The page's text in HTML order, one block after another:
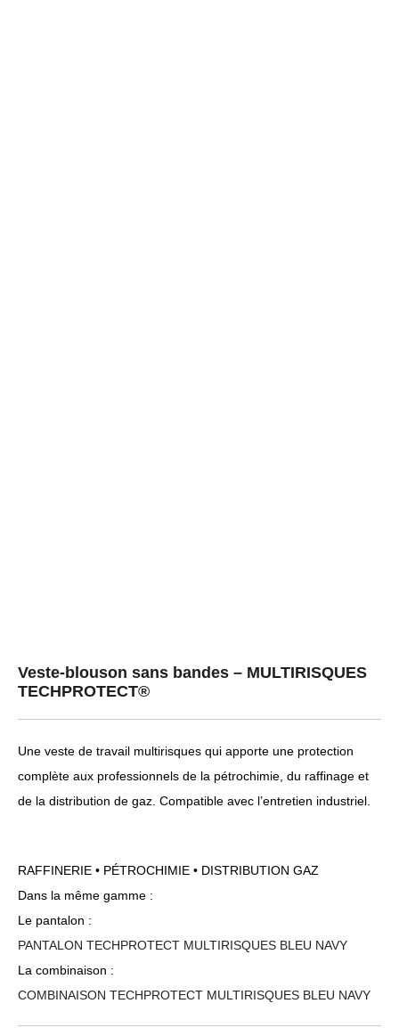
Veste-blouson sans bandes – MULTIRISQUES
TECHPROTECT®
Une veste de travail multirisques qui apporte une protection
complète aux professionnels de la pétrochimie, du raffinage et
de la distribution de gaz. Compatible avec l’entretien industriel.
RAFFINERIE • PÉTROCHIMIE • DISTRIBUTION GAZ
Dans la même gamme :
Le pantalon :
PANTALON TECHPROTECT MULTIRISQUES BLEU NAVY
La combinaison :
COMBINAISON TECHPROTECT MULTIRISQUES BLEU NAVY